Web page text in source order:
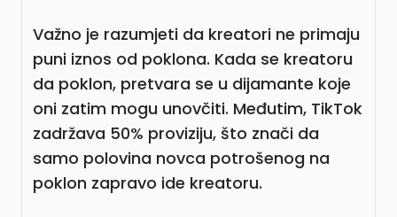
Važno je razumjeti da kreatori ne primaju
puni iznos od poklona. Kada se kreatoru
da poklon, pretvara se u dijamante koje
oni zatim mogu unovčiti. Međutim, TikTok
zadržava 50% proviziju, što znači da
samo polovina novca potrošenog na
poklon zapravo ide kreatoru.